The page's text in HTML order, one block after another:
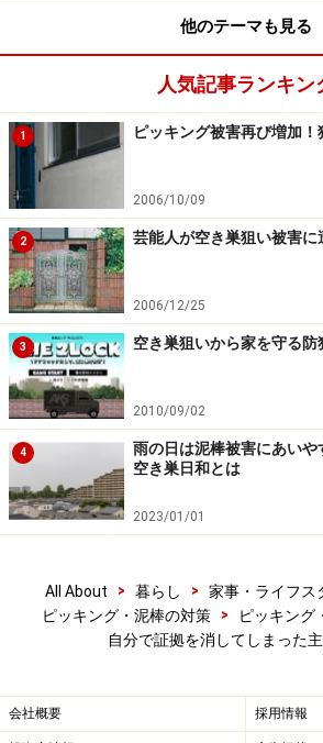
「これ、こ、ここ。見て」
「ねえ、どうしましょう？ これって
「落ち着け。何か盗まれたものはな
う」
夫と二人で貴重品などを入れてある
寝室に行ってみると、タンスの引き
けられており、1番上の小引出しに
20万円と預貯金の通帳と印鑑などが
た。数は少ないものの、真珠のネッ
ヤモンドの指輪などもなくなってい
「け、警察に、で、電話しないと」
息も絶え絶えに美奈子さんがそう
110番通報をしました。美奈子さん
にぐったりと座り込んでしまいまし
もたちが汚したものと思い込んでし
まっていたのですが、実は、泥棒が
す。
他のテーマも見る
人気記事ランキン
1 ピッキング被害再び増加
2006/10/09
2 芸能人が空き巣狙い被害に
2006/12/25
3 空き巣狙いから家を守る防
2010/09/02
4
雨の日は泥棒被害にあいや
空き巣日和とは
2023/01/01
All About > 暮らし > 家事・ライフス
ピッキング・泥棒の対策
> ピッキング
自分で証拠を消してしまった
会社概要 採用情報